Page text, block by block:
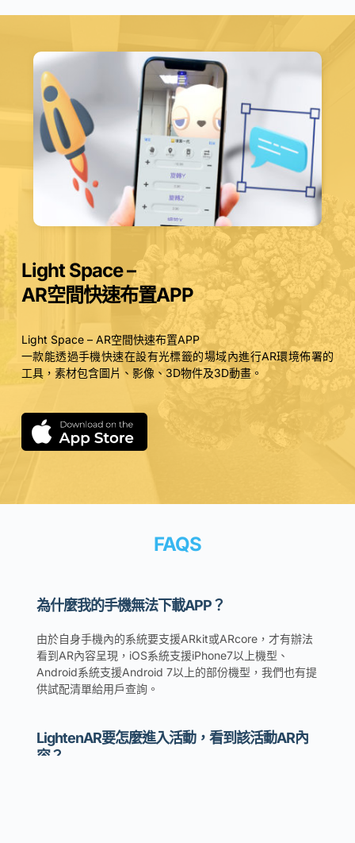
Light Space –
AR空間快速布置APP
Light Space – AR空間快速布置APP
一款能透過手機快速在設有光標籤的場域內進行AR環境佈署的
工具，素材包含圖片、影像、3D物件及3D動畫。
FAQS
為什麼我的手機無法下載APP？
由於自身手機內的系統要支援ARkit或ARcore，才有辦法
看到AR內容呈現，iOS系統支援iPhone7以上機型、
Android系統支援Android 7以上的部份機型，我們也有提
供試配清單給用戶查詢。
LightenAR要怎麼進入活動，看到該活動AR內
容？